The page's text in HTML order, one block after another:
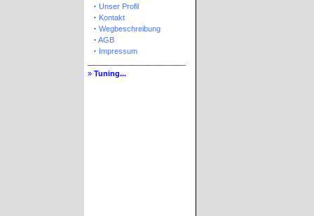
· Unser Profil
· Kontakt
· Wegbeschreibung
· AGB
· Impressum
» Tuning...